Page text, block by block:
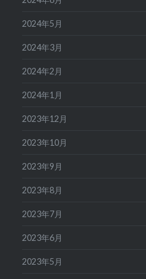
2024年5月
2024年3月
2024年2月
2024年1月
2023年12月
2023年10月
2023年9月
2023年8月
2023年7月
2023年6月
2023年5月